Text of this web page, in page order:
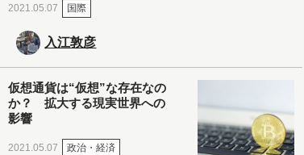
2021.05.07 国際
入江敦彦
仮想通貨は“仮想”な存在なの
か？ 拡大する現実世界への
影響
2021.05.07 政治・経済